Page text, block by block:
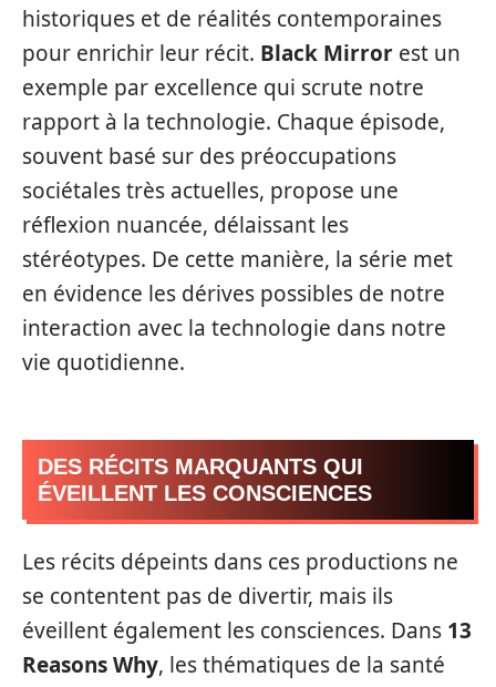
historiques et de réalités contemporaines
pour enrichir leur récit. Black Mirror est un
exemple par excellence qui scrute notre
rapport à la technologie. Chaque épisode,
souvent basé sur des préoccupations
sociétales très actuelles, propose une
réflexion nuancée, délaissant les
stéréotypes. De cette manière, la série met
en évidence les dérives possibles de notre
interaction avec la technologie dans notre
vie quotidienne.
DES RÉCITS MARQUANTS QUI
ÉVEILLENT LES CONSCIENCES
Les récits dépeints dans ces productions ne
se contentent pas de divertir, mais ils
éveillent également les consciences. Dans 13
Reasons Why, les thématiques de la santé